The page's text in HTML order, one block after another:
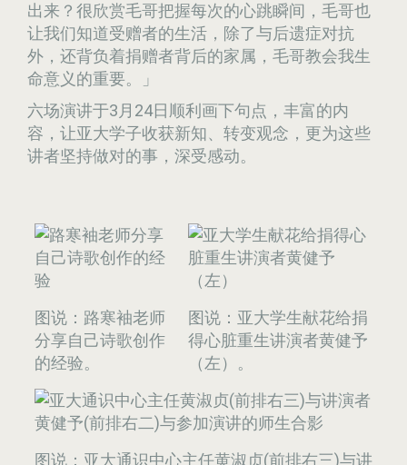
出来？很欣赏毛哥把握每次的心跳瞬间，毛哥也
让我们知道受赠者的生活，除了与后遗症对抗
外，还背负着捐赠者背后的家属，毛哥教会我生
命意义的重要。」
六场演讲于3月24日顺利画下句点，丰富的内
容，让亚大学子收获新知、转变观念，更为这些
讲者坚持做对的事，深受感动。
图说：路寒袖老师
分享自己诗歌创作
的经验。
图说：亚大学生献花给捐
得心脏重生讲演者黄健予
（左）。
图说：亚大通识中心主任黄淑贞(前排右三)与讲